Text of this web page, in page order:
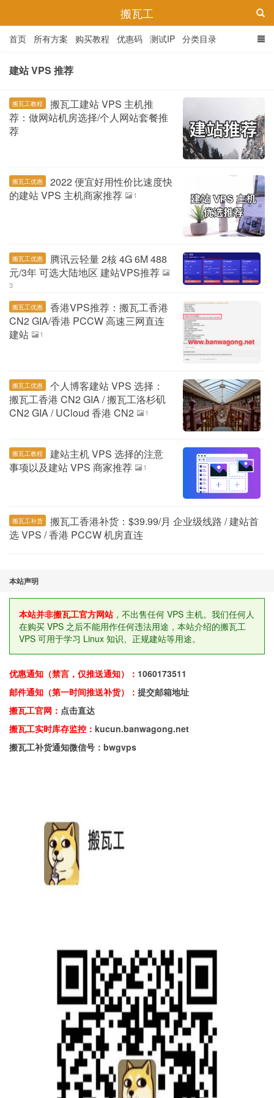
搬瓦工
首页 所有方案 购买教程 优惠码 测试IP 分类目录
建站 VPS 推荐
搬瓦工教程
搬瓦工建站 VPS 主机推
荐：做网站机房选择/个人网站套餐推
荐
搬瓦工优惠
2022 便宜好用性价比速度快
的建站 VPS 主机商家推荐
1
搬瓦工优惠
腾讯云轻量 2核 4G 6M 488
元/3年 可选大陆地区 建站VPS推荐
3
搬瓦工优惠
香港VPS推荐：搬瓦工香港
CN2 GIA/香港 PCCW 高速三网直连
建站
1
搬瓦工优惠
个人博客建站 VPS 选择：
搬瓦工香港 CN2 GIA / 搬瓦工洛杉矶
CN2 GIA / UCloud 香港 CN2
1
搬瓦工教程
建站主机 VPS 选择的注意
事项以及建站 VPS 商家推荐
1
搬瓦工补货
搬瓦工香港补货：$39.99/月 企业级线路 / 建站首
选 VPS / 香港 PCCW 机房直连
本站声明
本站并非搬瓦工官方网站，不出售任何 VPS 主机。我们任何人
在购买 VPS 之后不能用作任何违法用途，本站介绍的搬瓦工
VPS 可用于学习 Linux 知识、正规建站等用途。
优惠通知（禁言，仅推送通知）： 1060173511
邮件通知（第一时间推送补货）： 提交邮箱地址
搬瓦工官网： 点击直达
搬瓦工实时库存监控： kucun.banwagong.net
搬瓦工补货通知微信号：bwgvps